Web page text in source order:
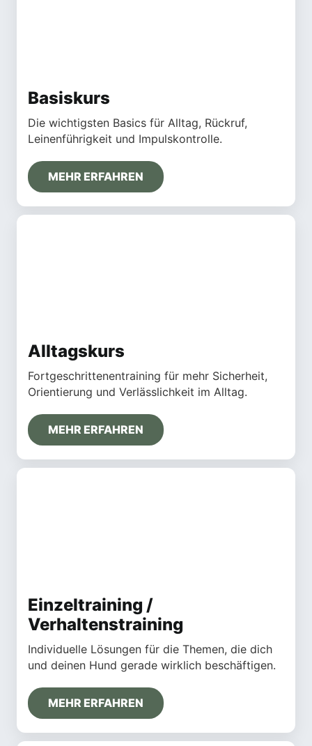
Basiskurs
Die wichtigsten Basics für Alltag, Rückruf,
Leinenführigkeit und Impulskontrolle.
MEHR ERFAHREN
Alltagskurs
Fortgeschrittenentraining für mehr Sicherheit,
Orientierung und Verlässlichkeit im Alltag.
MEHR ERFAHREN
Einzeltraining /
Verhaltenstraining
Individuelle Lösungen für die Themen, die dich
und deinen Hund gerade wirklich beschäftigen.
MEHR ERFAHREN